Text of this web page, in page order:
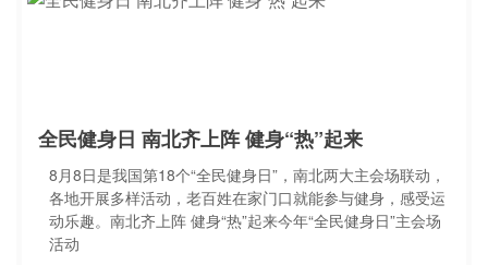
全民健身日 南北齐上阵 健身“热”起来
8月8日是我国第18个“全民健身日”，南北两大主会场联动，
各地开展多样活动，老百姓在家门口就能参与健身，感受运
动乐趣。南北齐上阵 健身“热”起来今年“全民健身日”主会场
活动